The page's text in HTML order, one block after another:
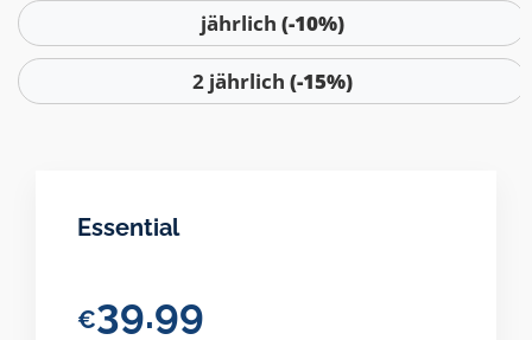
jährlich (-10%)
2 jährlich (-15%)
Essential
€39.99